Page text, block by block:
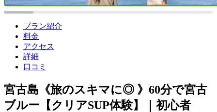
プラン紹介
料金
アクセス
詳細
口コミ
宮古島《旅のスキマに◎ 》60分で宮古
ブルー【クリアSUP体験】｜初心者